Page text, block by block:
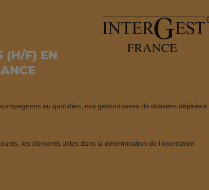
(H/F) EN
au quotidien, nos gestionnaires de dossiers déploient
les éléments utiles dans la détermination de l’orientation